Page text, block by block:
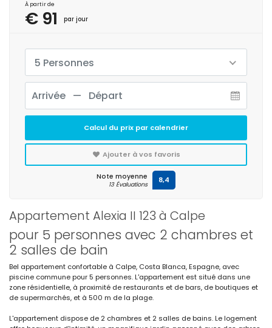
Appartement Alexia II 123 à Calpe
pour 5 personnes avec 2 chambres et
2 salles de bain
Bel appartement confortable à Calpe, Costa Blanca, Espagne, avec
piscine commune pour 5 personnes. L'appartement est situé dans une
zone résidentielle, à proximité de restaurants et de bars, de boutiques et
de supermarchés, et à 500 m de la plage.
L'appartement dispose de 2 chambres et 2 salles de bains. Le logement
À partir de
€ 91 par jour
5 Personnes
Calcul du prix par calendrier
Ajouter à vos favoris
Note moyenne
13 Évaluations 8,4